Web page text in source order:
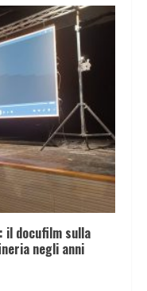
il docufilm sulla
negli anni